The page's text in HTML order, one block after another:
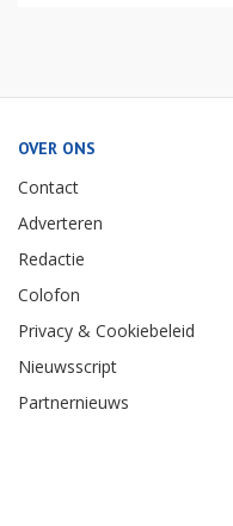
OVER ONS
Contact
Adverteren
Redactie
Colofon
Privacy & Cookiebeleid
Nieuwsscript
Partnernieuws